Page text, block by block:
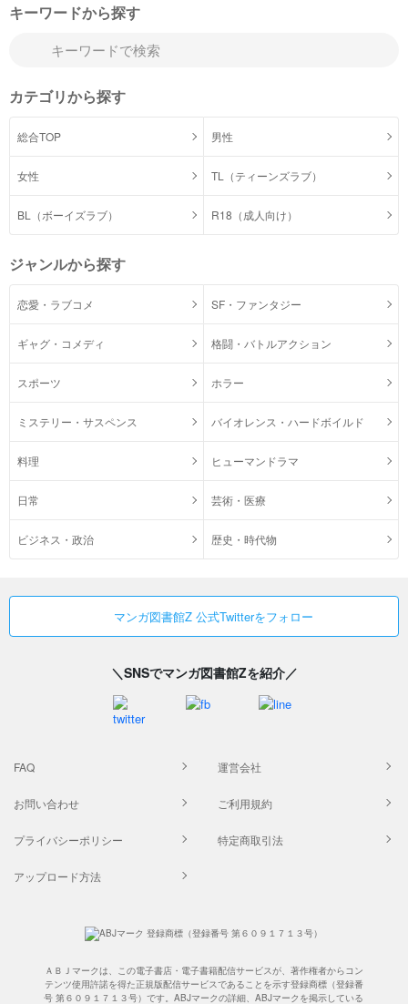
キーワードから探す
カテゴリから探す
総合TOP 男性
女性 TL（ティーンズラブ）
BL（ボーイズラブ） R18（成人向け）
ジャンルから探す
恋愛・ラブコメ SF・ファンタジー
ギャグ・コメディ 格闘・バトルアクション
スポーツ ホラー
ミステリー・サスペンス バイオレンス・ハードボイルド
料理 ヒューマンドラマ
日常 芸術・医療
ビジネス・政治 歴史・時代物
マンガ図書館Z 公式Twitterをフォロー
＼SNSでマンガ図書館Zを紹介／
FAQ 運営会社
お問い合わせ ご利用規約
プライバシーポリシー 特定商取引法
アップロード方法
ＡＢＪマークは、この電子書店・電子書籍配信サービスが、著作権者からコン
テンツ使用許諾を得た正規版配信サービスであることを示す登録商標（登録番
号 第６０９１７１３号）です。ABJマークの詳細、ABJマークを掲示している